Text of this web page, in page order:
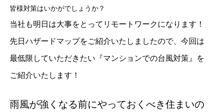
皆様対策はいかがでしょうか？
当社も明日は大事をとってリモートワークになります！
先日ハザードマップをご紹介いたしましたので、今回は
最低限していただきたい『マンションでの台風対策』を
ご紹介いたします！
雨風が強くなる前にやっておくべき住まいの